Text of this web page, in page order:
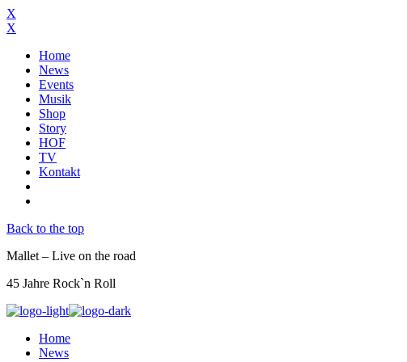
X
X
Home
News
Events
Musik
Shop
Story
HOF
TV
Kontakt
Back to the top
Mallet – Live on the road
45 Jahre Rock`n Roll
Home
News